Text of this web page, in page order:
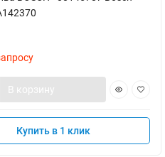
В корзину
Купить в 1 клик